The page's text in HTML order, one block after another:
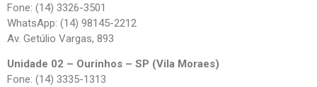
Fone: (14) 3326-3501
WhatsApp: (14) 98145-2212
Av. Getúlio Vargas, 893
Unidade 02 – Ourinhos – SP (Vila Moraes)
Fone: (14) 3335-1313